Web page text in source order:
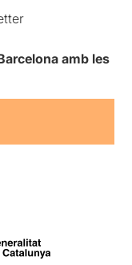
amb les